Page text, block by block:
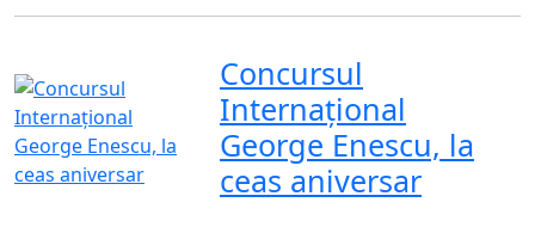
Concursul
Internațional
George Enescu, la
ceas aniversar